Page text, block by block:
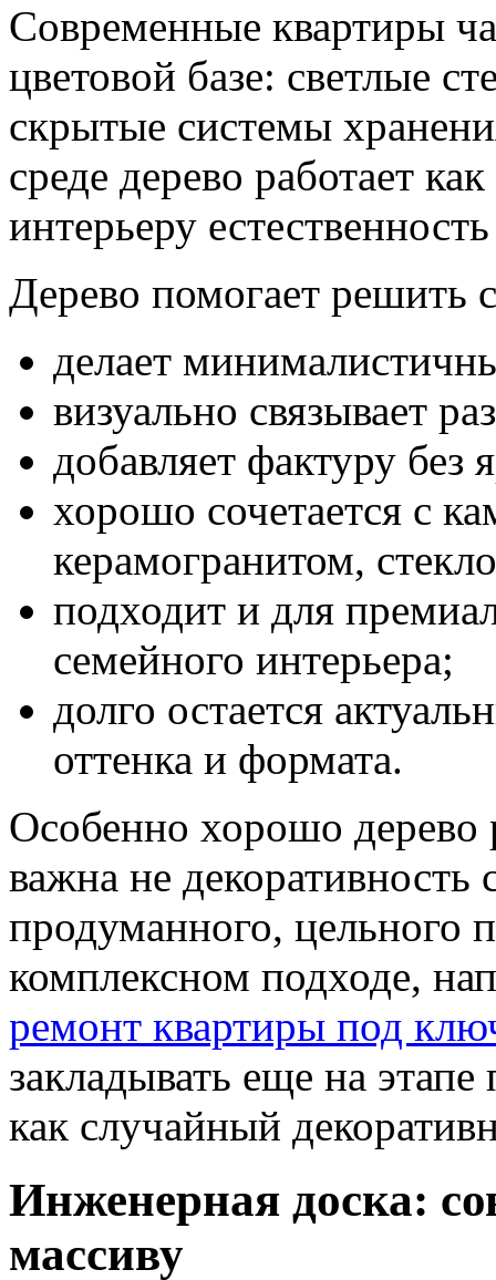
Современные квартиры
цветовой базе: светлые
скрытые системы
среде дерево работает
интерьеру
Дерево помогает решить
делает
визуально связывает
добавляет фактуру без
хорошо сочетается с
керамогранитом,
подходит и для
семейного интерьера;
долго остается
оттенка и формата.
Особенно хорошо дерево
важна не
продуманного, цельного
комплексном подходе,
ремонт квартиры под
закладывать еще на
как случайный
Инженерная доска:
массиву